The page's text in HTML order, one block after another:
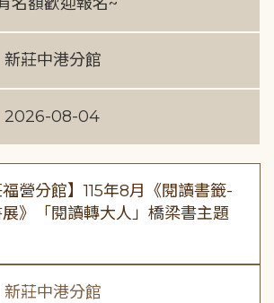
新莊中港分館
2026-08-04
福營分館】115年8月《閱讀書籤-
》「閱讀轉大人」橋梁書主題
新莊中港分館